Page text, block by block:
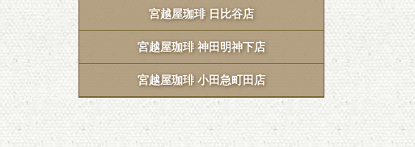
宮越屋珈琲 日比谷店
宮越屋珈琲 神田明神下店
宮越屋珈琲 小田急町田店